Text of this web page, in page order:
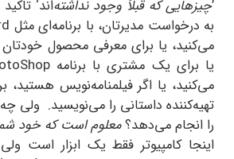
’چیزهایی که قبلاً وجود نداشته‌اند‘
به درخواست مدیرتان، با برنامه‌ای مثل
می‌کنید، یا برای معرفی محصول خودتان
یا برای یک مشتری با برنامه
می‌کنید، یا اگر فیلمنامه‌نویس
تهیه‌کننده داستانی را می‌نویسید. ولی
را انجام می‌دهد؟معلوم است که خود
اینجا کامپیوتر فقط یک ابزار است